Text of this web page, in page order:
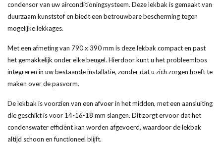
condensor van uw airconditioningsysteem. Deze lekbak is gemaakt van
duurzaam kunststof en biedt een betrouwbare bescherming tegen
mogelijke lekkages.
Met een afmeting van 790 x 390 mm is deze lekbak compact en past
het gemakkelijk onder elke beugel. Hierdoor kunt u het probleemloos
integreren in uw bestaande installatie, zonder dat u zich zorgen hoeft te
maken over de pasvorm.
De lekbak is voorzien van een afvoer in het midden, met een aansluiting
die geschikt is voor 14-16-18 mm slangen. Dit zorgt ervoor dat het
condenswater efficiënt kan worden afgevoerd, waardoor de lekbak
altijd schoon en functioneel blijft.